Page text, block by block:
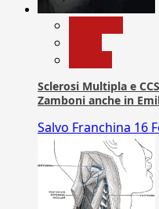
Sclerosi Multipla e
Zamboni anche in
Salvo Franchina 16